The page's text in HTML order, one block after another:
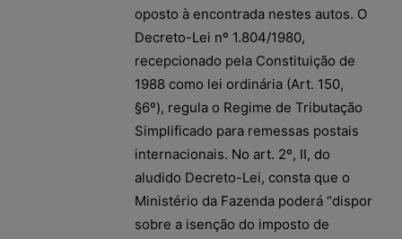
oposto à encontrada nestes autos. O
Decreto-Lei nº 1.804/1980,
recepcionado pela Constituição de
1988 como lei ordinária (Art. 150,
§6º), regula o Regime de Tributação
Simplificado para remessas postais
internacionais. No art. 2º, II, do
aludido Decreto-Lei, consta que o
Ministério da Fazenda poderá “dispor
sobre a isenção do imposto de